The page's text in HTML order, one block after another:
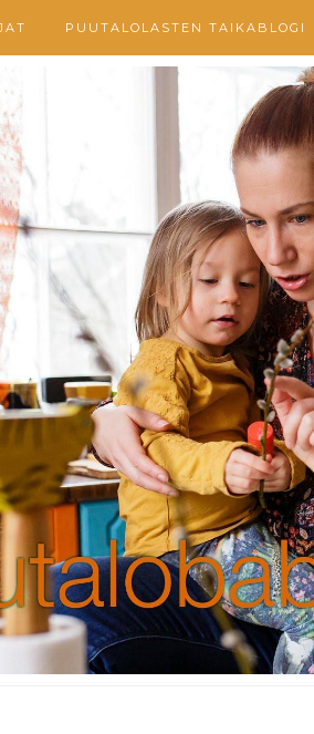
PUUTALOLASTEN TAIKABLOGI